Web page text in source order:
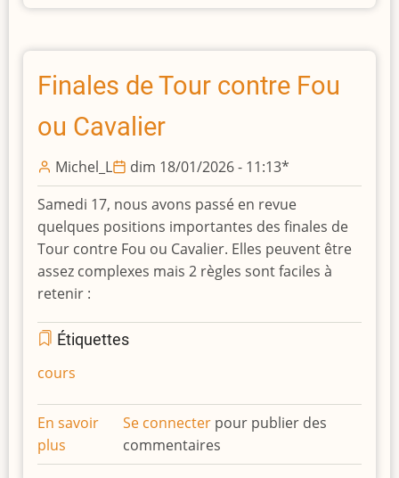
chelem
Saint-
Malo
ce
dimanche
Finales de Tour contre Fou
ou Cavalier
Michel_L dim 18/01/2026 - 11:13*
Samedi 17, nous avons passé en revue
quelques positions importantes des finales de
Tour contre Fou ou Cavalier. Elles peuvent être
assez complexes mais 2 règles sont faciles à
retenir :
Étiquettes
cours
En savoir
plus
Finales
Se connecterpour publier des
commentaires